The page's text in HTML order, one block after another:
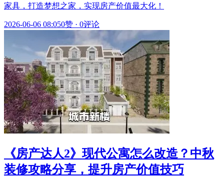
家具，打造梦想之家，实现房产价值最大化！
2026-06-06 08:050赞 · 0评论
《房产达人2》现代公寓怎么改造？中秋
装修攻略分享，提升房产价值技巧